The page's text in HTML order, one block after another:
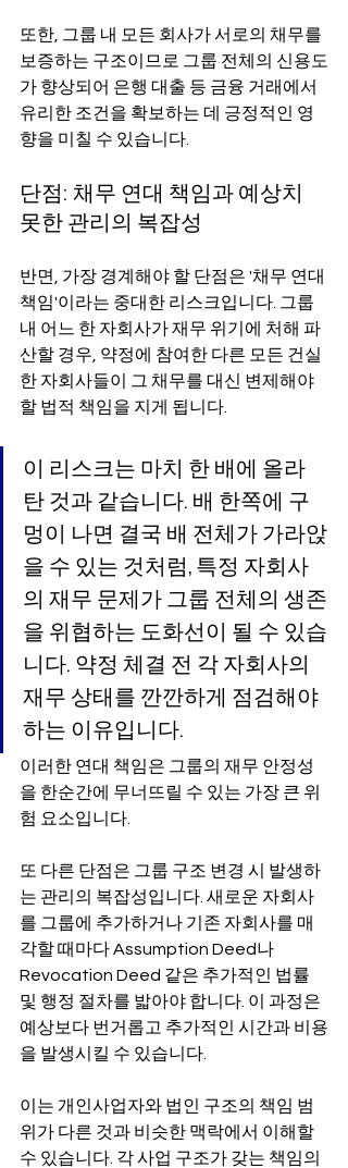
또한, 그룹 내 모든 회사가 서로의 채무를
보증하는 구조이므로 그룹 전체의 신용도
가 향상되어 은행 대출 등 금융 거래에서
유리한 조건을 확보하는 데 긍정적인 영
향을 미칠 수 있습니다.
단점: 채무 연대 책임과 예상치
못한 관리의 복잡성
반면, 가장 경계해야 할 단점은 '채무 연대
책임'이라는 중대한 리스크입니다. 그룹
내 어느 한 자회사가 재무 위기에 처해 파
산할 경우, 약정에 참여한 다른 모든 건실
한 자회사들이 그 채무를 대신 변제해야
할 법적 책임을 지게 됩니다.
이 리스크는 마치 한 배에 올라
탄 것과 같습니다. 배 한쪽에 구
멍이 나면 결국 배 전체가 가라앉
을 수 있는 것처럼, 특정 자회사
의 재무 문제가 그룹 전체의 생존
을 위협하는 도화선이 될 수 있습
니다. 약정 체결 전 각 자회사의
재무 상태를 깐깐하게 점검해야
하는 이유입니다.
이러한 연대 책임은 그룹의 재무 안정성
을 한순간에 무너뜨릴 수 있는 가장 큰 위
험 요소입니다.
또 다른 단점은 그룹 구조 변경 시 발생하
는 관리의 복잡성입니다. 새로운 자회사
를 그룹에 추가하거나 기존 자회사를 매
각할 때마다 Assumption Deed나
Revocation Deed 같은 추가적인 법률
및 행정 절차를 밟아야 합니다. 이 과정은
예상보다 번거롭고 추가적인 시간과 비용
을 발생시킬 수 있습니다.
이는 개인사업자와 법인 구조의 책임 범
위가 다른 것과 비슷한 맥락에서 이해할
수 있습니다. 각 사업 구조가 갖는 책임의